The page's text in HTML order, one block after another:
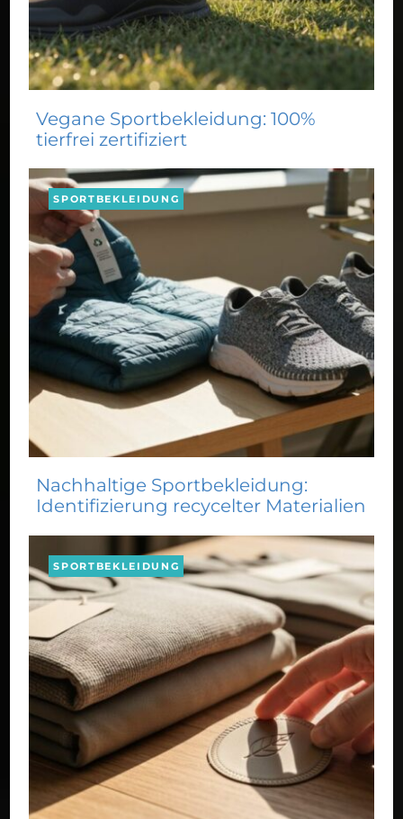
Vegane Sportbekleidung: 100%
tierfrei zertifiziert
SPORTBEKLEIDUNG
Nachhaltige Sportbekleidung:
Identifizierung recycelter Materialien
SPORTBEKLEIDUNG